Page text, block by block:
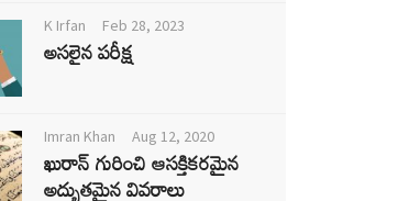
K Irfan Feb 28, 2023
అసలైన పరీక్ష
Imran Khan Aug 12, 2020
ఖురాన్ గురించి ఆసక్తికరమైన
అద్భుతమైన వివరాలు